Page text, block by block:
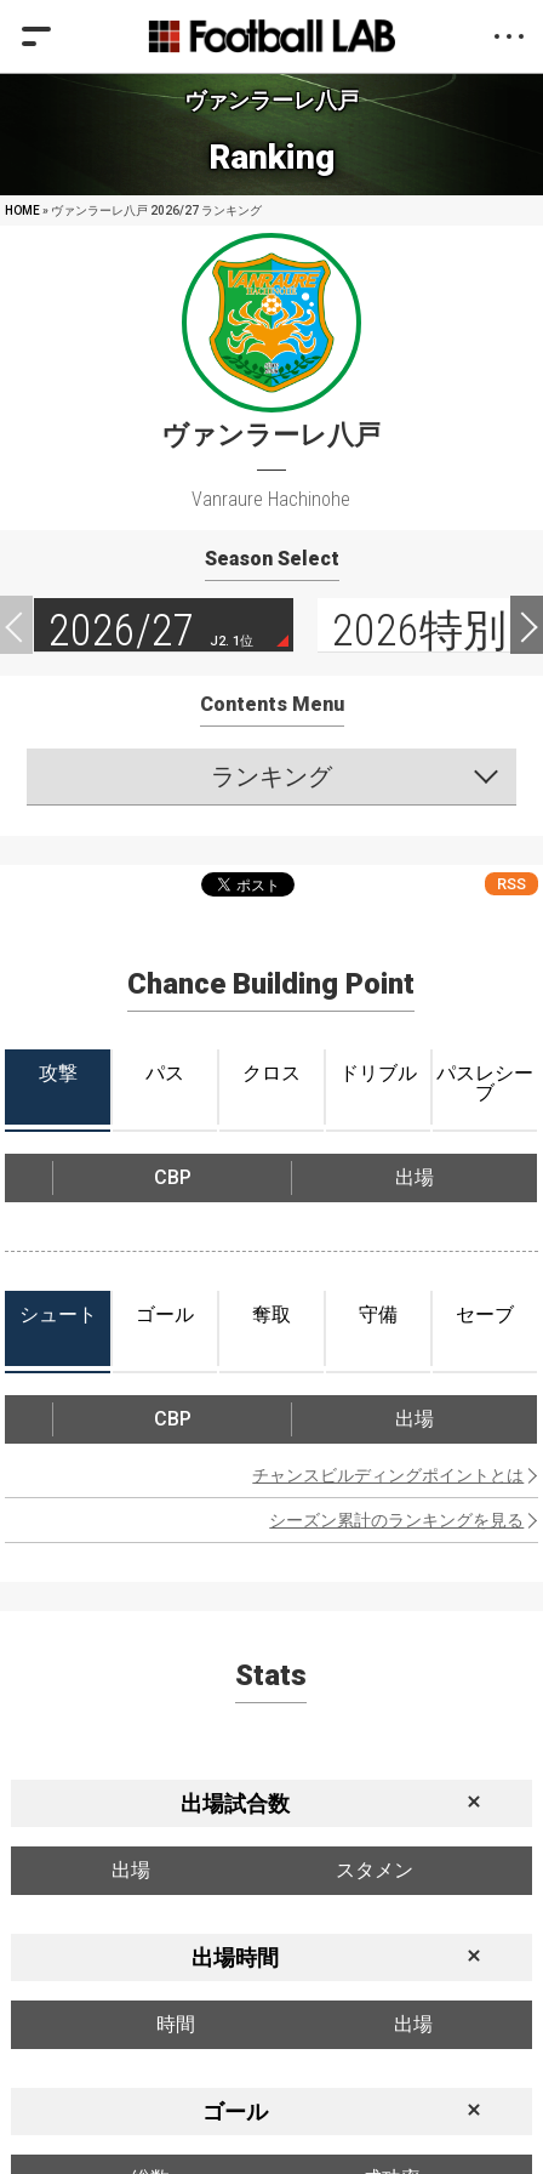
ヴァンラーレ八戸
Ranking
HOME» ヴァンラーレ八戸 2026/27 ランキング
ヴァンラーレ八戸
Vanraure Hachinohe
Season Select
2026/27 J2. 1位 2026特別
Contents Menu
ランキング
RSS
Chance Building Point
攻撃 パス クロス ドリブル
パスレシー
ブ
CBP 出場
シュート ゴール 奪取 守備 セーブ
CBP 出場
チャンスビルディングポイントとは
シーズン累計のランキングを見る
Stats
出場試合数
出場 スタメン
出場時間
時間 出場
ゴール